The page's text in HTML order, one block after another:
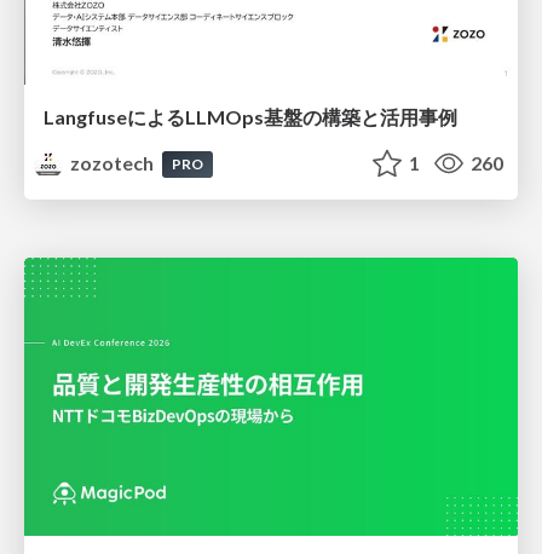
LangfuseによるLLMOps基盤の構築と活用事例
zozotech
PRO 1 260